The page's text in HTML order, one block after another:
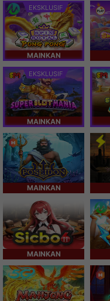
EKSKLUSIF
MAINKAN
EKSKLUSIF
MAINKAN
MAINKAN
MAINKAN